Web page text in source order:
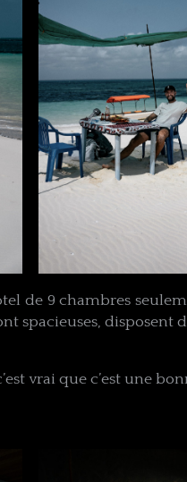
de 9 chambres
spacieuses, disposent
vrai que c’est une